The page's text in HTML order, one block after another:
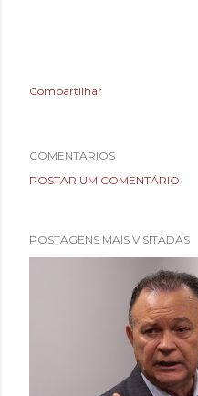
Compartilhar
COMENTÁRIOS
POSTAR UM COMENTÁRIO
POSTAGENS MAIS VISITADAS